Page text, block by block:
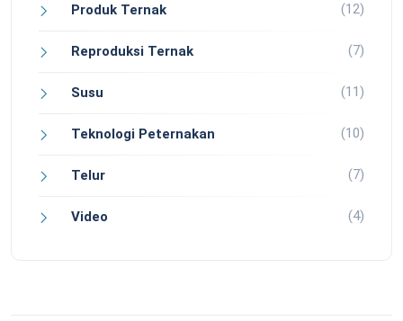
Produk Ternak (12)
Reproduksi Ternak (7)
Susu (11)
Teknologi Peternakan (10)
Telur (7)
Video (4)